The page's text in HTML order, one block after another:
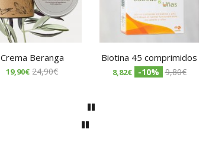
Crema Beranga
19,90€ 24,90€
Biotina 45 comprimidos
8,82€ -10% 9,80€